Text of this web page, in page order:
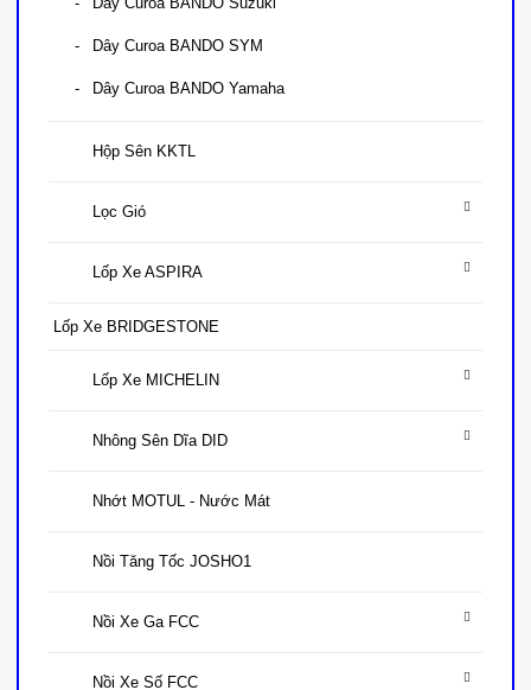
Dây Curoa BANDO SYM
Dây Curoa BANDO Yamaha
Hộp Sên KKTL
Lọc Gió
Lốp Xe ASPIRA
Lốp Xe BRIDGESTONE
Lốp Xe MICHELIN
Nhông Sên Dĩa DID
Nhớt MOTUL - Nước Mát
Nồi Tăng Tốc JOSHO1
Nồi Xe Ga FCC
Nồi Xe Số FCC